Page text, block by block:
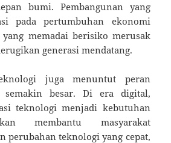
bumi. Pembangunan yang
pada pertumbuhan ekonomi
memadai berisiko merusak
generasi mendatang.
juga menuntut peran
semakin besar. Di era digital,
teknologi menjadi kebutuhan
membantu masyarakat
perubahan teknologi yang cepat,